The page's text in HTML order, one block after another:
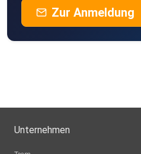
Zur Anmeldung
Unternehmen